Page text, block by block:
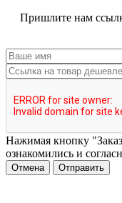
Пришлите нам
Нажимая кнопку
ознакомились и
Отмена Отправить